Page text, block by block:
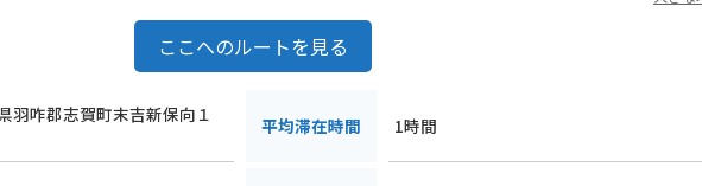
ここへのルートを見る
羽咋郡志賀町末吉新保向１
平均滞在時間 1時間